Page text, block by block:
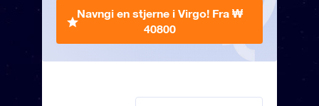
Navngi en stjerne i Virgo! Fra ₩
40800